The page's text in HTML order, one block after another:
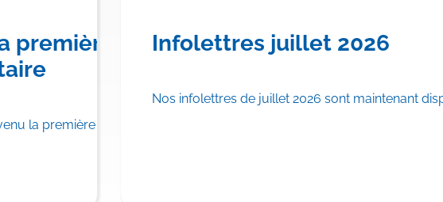
TRYNGOLZA® pour le
du régime public d’assurance médicaments.
première province canadienne à offrir
la première province canadienne à inscrire…
Infolettres juillet 2026
Nos infolettres de juillet 2026 sont maintenant